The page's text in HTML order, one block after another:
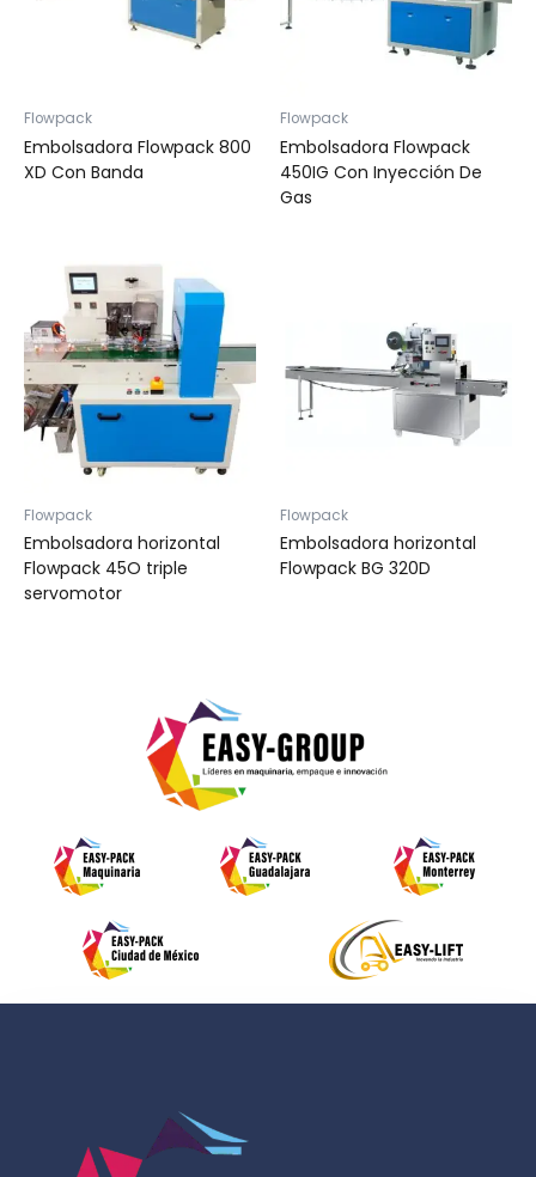
Flowpack
Embolsadora Flowpack 800
XD Con Banda
Flowpack
Embolsadora Flowpack
450IG Con Inyección De
Gas
Flowpack
Embolsadora horizontal
Flowpack 45O triple
servomotor
Flowpack
Embolsadora horizontal
Flowpack BG 320D